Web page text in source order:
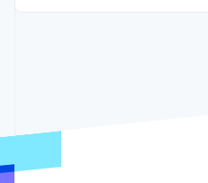
Identity
API-Status